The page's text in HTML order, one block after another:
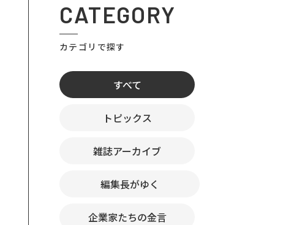
CATEGORY
カテゴリで探す
すべて
トピックス
雑誌アーカイブ
編集長がゆく
企業家たちの金言